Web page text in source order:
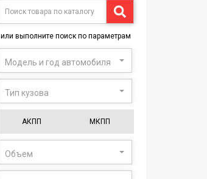
или выполните поиск по параметрам
Модель и год автомобиля
Тип кузова
АКПП МКПП
Объем